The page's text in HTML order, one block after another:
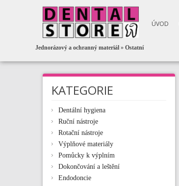
ÚVOD
Jednorázový a ochranný materiál » Ostatní
KATEGORIE
Dentální hygiena
Ruční nástroje
Rotační nástroje
Výplňové materiály
Pomůcky k výplním
Dokončování a leštění
Endodoncie